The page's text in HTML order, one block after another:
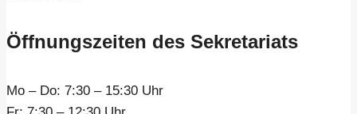
Öffnungszeiten des Sekretariats
Mo – Do: 7:30 – 15:30 Uhr